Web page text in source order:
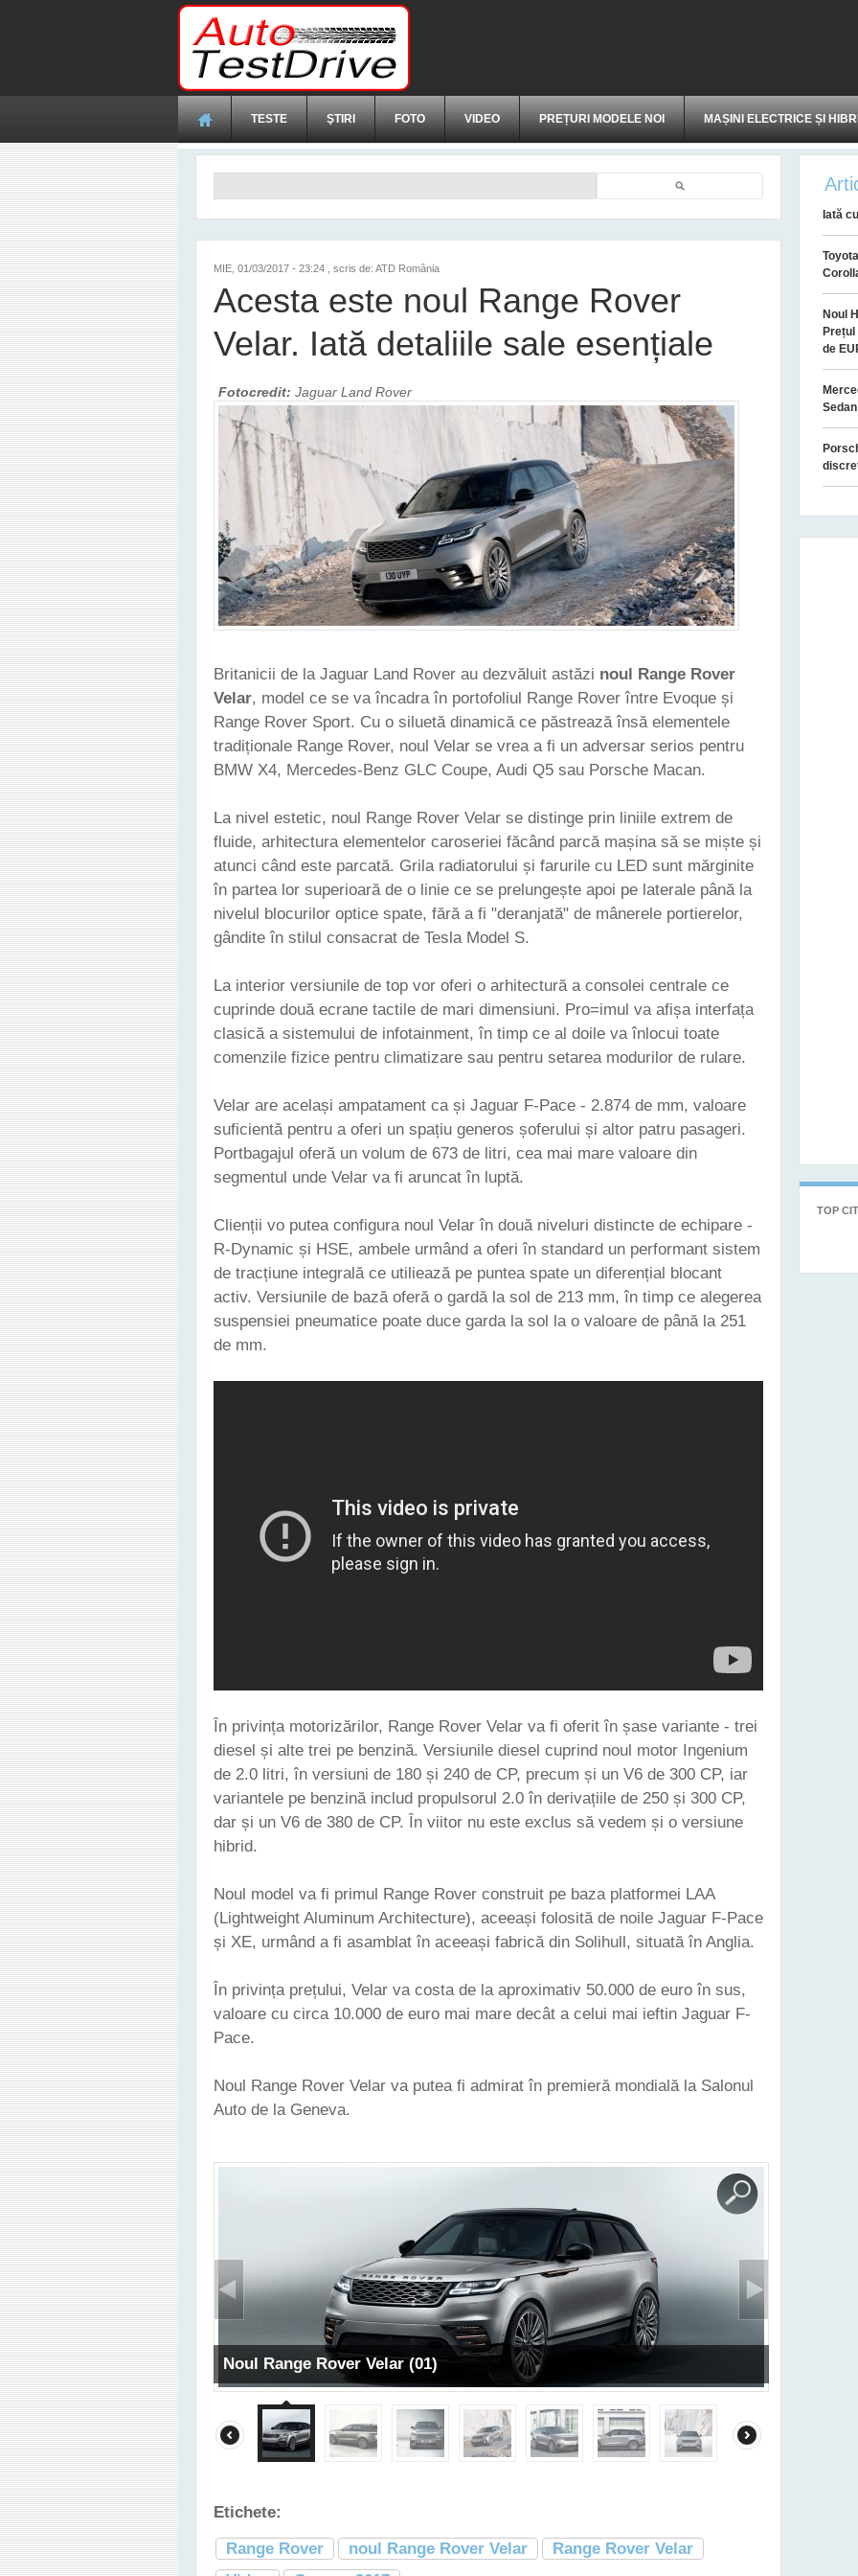
TESTE ŞTIRI FOTO VIDEO PREȚURI MODELE NOI MAȘINI ELECTRICE ȘI
MIE, 01/03/2017 - 23:24 , scris de: ATD România
Acesta este noul Range Rover
Velar. Iată detaliile sale esențiale
Fotocredit: Jaguar Land Rover
Britanicii de la Jaguar Land Rover au dezvăluit astăzi noul Range Rover
Velar, model ce se va încadra în portofoliul Range Rover între Evoque și
Range Rover Sport. Cu o siluetă dinamică ce păstrează însă elementele
tradiționale Range Rover, noul Velar se vrea a fi un adversar serios pentru
BMW X4, Mercedes-Benz GLC Coupe, Audi Q5 sau Porsche Macan.
La nivel estetic, noul Range Rover Velar se distinge prin liniile extrem de
fluide, arhitectura elementelor caroseriei făcând parcă mașina să se miște și
atunci când este parcată. Grila radiatorului și farurile cu LED sunt mărginite
în partea lor superioară de o linie ce se prelungește apoi pe laterale până la
nivelul blocurilor optice spate, fără a fi "deranjată" de mânerele portierelor,
gândite în stilul consacrat de Tesla Model S.
La interior versiunile de top vor oferi o arhitectură a consolei centrale ce
cuprinde două ecrane tactile de mari dimensiuni. Pro=imul va afișa interfața
clasică a sistemului de infotainment, în timp ce al doile va înlocui toate
comenzile fizice pentru climatizare sau pentru setarea modurilor de rulare.
Velar are același ampatament ca și Jaguar F-Pace - 2.874 de mm, valoare
suficientă pentru a oferi un spațiu generos șoferului și altor patru pasageri.
Portbagajul oferă un volum de 673 de litri, cea mai mare valoare din
segmentul unde Velar va fi aruncat în luptă.
Clienții vo putea configura noul Velar în două niveluri distincte de echipare -
R-Dynamic și HSE, ambele urmând a oferi în standard un performant sistem
de tracțiune integrală ce utiliează pe puntea spate un diferențial blocant
activ. Versiunile de bază oferă o gardă la sol de 213 mm, în timp ce alegerea
suspensiei pneumatice poate duce garda la sol la o valoare de până la 251
de mm.
În privința motorizărilor, Range Rover Velar va fi oferit în șase variante - trei
diesel și alte trei pe benzină. Versiunile diesel cuprind noul motor Ingenium
de 2.0 litri, în versiuni de 180 și 240 de CP, precum și un V6 de 300 CP, iar
variantele pe benzină includ propulsorul 2.0 în derivațiile de 250 și 300 CP,
dar și un V6 de 380 de CP. În viitor nu este exclus să vedem și o versiune
hibrid.
Noul model va fi primul Range Rover construit pe baza platformei LAA
(Lightweight Aluminum Architecture), aceeași folosită de noile Jaguar F-Pace
și XE, urmând a fi asamblat în aceeași fabrică din Solihull, situată în Anglia.
În privința prețului, Velar va costa de la aproximativ 50.000 de euro în sus,
valoare cu circa 10.000 de euro mai mare decât a celui mai ieftin Jaguar F-
Pace.
Noul Range Rover Velar va putea fi admirat în premieră mondială la Salonul
Auto de la Geneva.
Noul Range Rover Velar (01)
Etichete:
Range Rover
noul Range Rover Velar
Range Rover Velar
Iată
Noul
de
Sedan
TOP